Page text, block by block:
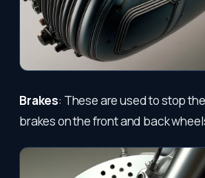
Brakes: These are used to stop
brakes on the front and back